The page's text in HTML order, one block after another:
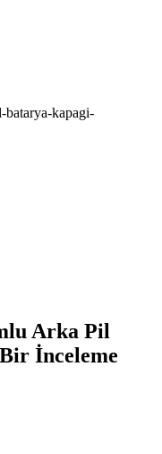
kapagi-
Arka Pil
İnceleme